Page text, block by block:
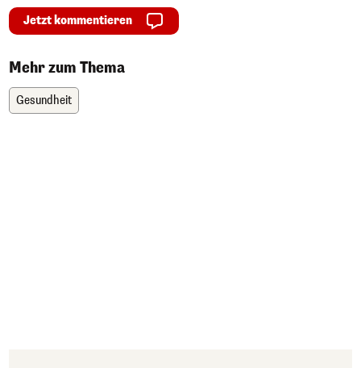
Jetzt kommentieren
Mehr zum Thema
Gesundheit